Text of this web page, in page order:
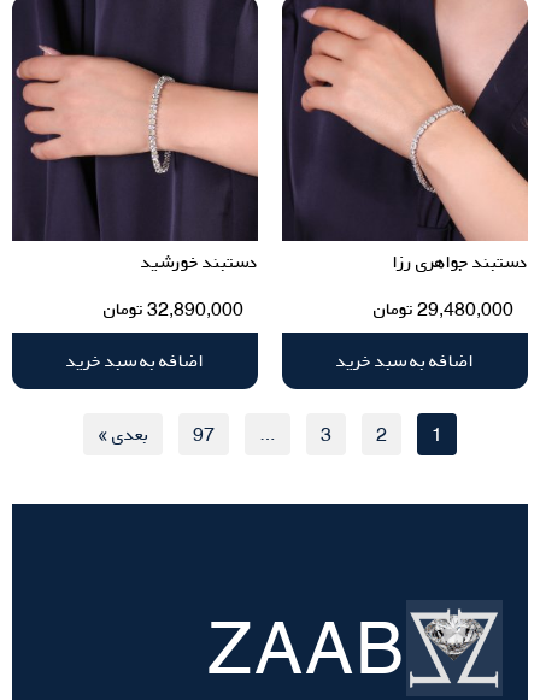
دستبند جواهری رزا
29,480,000تومان
اضافه به سبد خرید
دستبند خورشید
32,890,000تومان
اضافه به سبد خرید
1
2
3
…
97 بعدی »
تسویه
حساب
ZAAB